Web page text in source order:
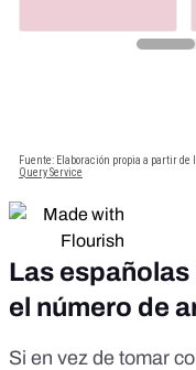
Las
el número de
Si en vez de tomar